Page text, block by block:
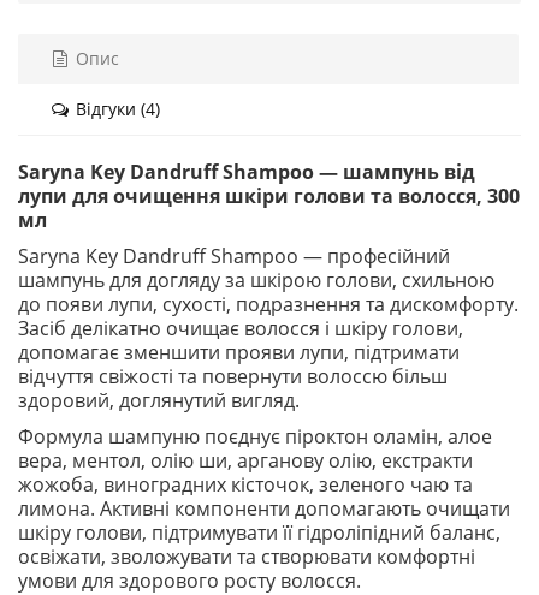
Опис
Відгуки (4)
Saryna Key Dandruff Shampoo — шампунь від
лупи для очищення шкіри голови та волосся, 300
мл
Saryna Key Dandruff Shampoo — професійний
шампунь для догляду за шкірою голови, схильною
до появи лупи, сухості, подразнення та дискомфорту.
Засіб делікатно очищає волосся і шкіру голови,
допомагає зменшити прояви лупи, підтримати
відчуття свіжості та повернути волоссю більш
здоровий, доглянутий вигляд.
Формула шампуню поєднує піроктон оламін, алое
вера, ментол, олію ши, арганову олію, екстракти
жожоба, виноградних кісточок, зеленого чаю та
лимона. Активні компоненти допомагають очищати
шкіру голови, підтримувати її гідроліпідний баланс,
освіжати, зволожувати та створювати комфортні
умови для здорового росту волосся.